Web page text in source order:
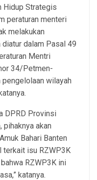
Hidup Strategis
peraturan menteri
melakukan
dalam Pasal 49
Mentri
34/Petmen-
wilayah
DPRD Provinsi
pihaknya akan
Bahari Banten
terkait isu RZWP3K
RZWP3K ini
katanya.